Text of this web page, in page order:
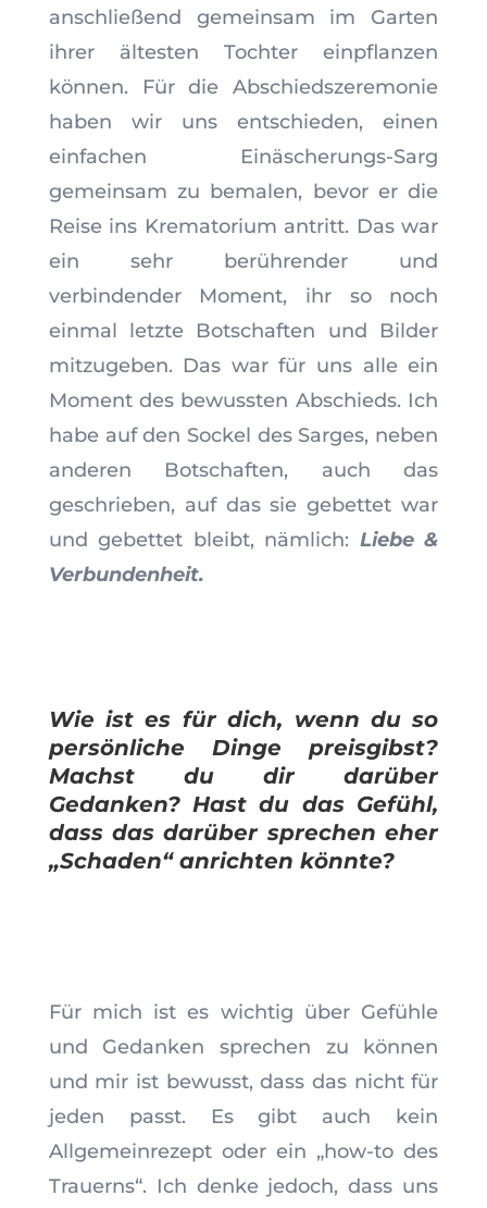
anschließend gemeinsam im Garten
ihrer ältesten Tochter einpflanzen
können. Für die Abschiedszeremonie
haben wir uns entschieden, einen
einfachen Einäscherungs-Sarg
gemeinsam zu bemalen, bevor er die
Reise ins Krematorium antritt. Das war
ein sehr berührender und
verbindender Moment, ihr so noch
einmal letzte Botschaften und Bilder
mitzugeben. Das war für uns alle ein
Moment des bewussten Abschieds. Ich
habe auf den Sockel des Sarges, neben
anderen Botschaften, auch das
geschrieben, auf das sie gebettet war
und gebettet bleibt, nämlich: Liebe &
Verbundenheit.
Wie ist es für dich, wenn du so
persönliche Dinge preisgibst?
Machst du dir darüber
Gedanken? Hast du das Gefühl,
dass das darüber sprechen eher
„Schaden“ anrichten könnte?
Für mich ist es wichtig über Gefühle
und Gedanken sprechen zu können
und mir ist bewusst, dass das nicht für
jeden passt. Es gibt auch kein
Allgemeinrezept oder ein „how-to des
Trauerns“. Ich denke jedoch, dass uns